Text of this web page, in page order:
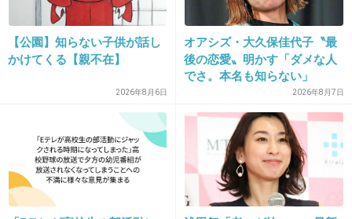
可愛いからって理由で一年に一回も使わないカードを財布
に入れて持ち歩いてます。
可愛いので持ってるだけで気分が上がるし極たまに使う時
その他は減らしてるつもりで、12枚持ち歩いてます。
+3 -1
20. 匿名2020/11/16(月) 15:13:35
【公園】知らない子供が話し
かけてくる【親不在】
2026年8月6日
オアシズ・大久保佳代子〝最
後の恋愛〟明かす「ダメな人
でさ。本名も知らない」
2026年8月7日